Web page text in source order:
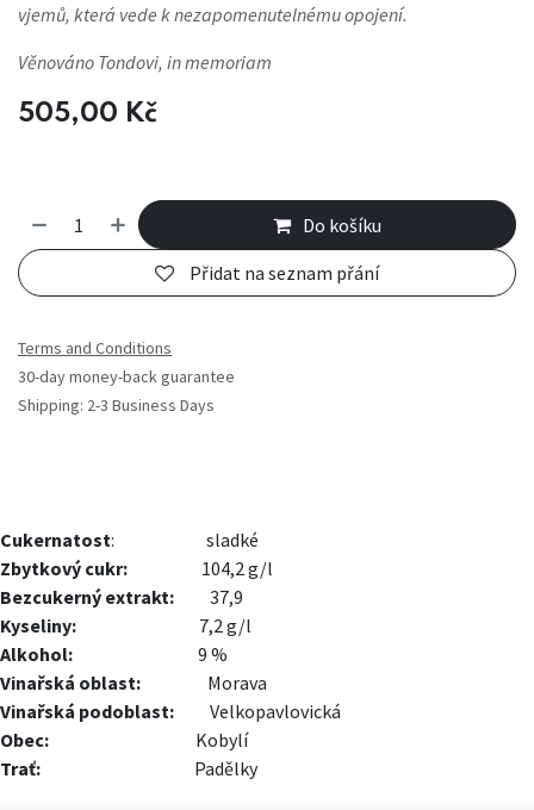
vjemů, která vede k nezapomenutelnému opojení.
Věnováno Tondovi, in memoriam
505,00 Kč
Do košíku
Přidat na seznam přání
Terms and Conditions
30-day money-back guarantee
Shipping: 2-3 Business Days
Cukernatost:
sladké
Zbytkový cukr:
​104,2 g/l
Bezcukerný extrakt:
37,9
Kyseliny:
​​7,2 g/l
Alkohol:
​​9 %
Vinařská oblast:
​Morava
Vinařská podoblast:
​​Velkopavlovická
Obec:
​Kobylí
Trať:
Padělky